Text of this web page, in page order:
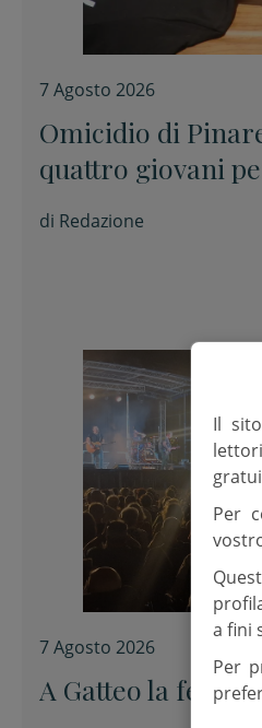
7 Agosto 2026
Omicidio di
quattro giovani
Nicola Musiani
di Redazione
7 Agosto 2026
A Gatteo la festa
Il
Per
a fini
Per